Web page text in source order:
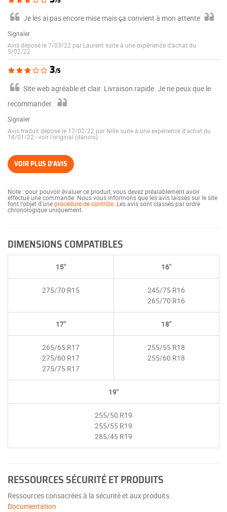
Je les ai pas encore mise mais ça convient à mon attente
Signaler
Avis déposé le 7/03/22 par Laurent suite à une expérience d'achat du
5/02/22
3/5
Site web agréable et clair. Livraison rapide. Je ne peux que le
recommander.
Signaler
Avis traduit déposé le 17/02/22 par Nille suite à une expérience d'achat du
18/01/22 -voir l'original (danois)
VOIR PLUS D'AVIS
Note : pour pouvoir évaluer ce produit, vous devez préalablement avoir
effectué une commande. Nous vous informons que les avis laissés sur le site
font l'objet d'uneprocédure de contrôle . Les avis sont classés par ordre
chronologique uniquement.
DIMENSIONS COMPATIBLES
15"
275/70 R15
16"
245/75 R16
265/70 R16
17"
265/65 R17
275/60 R17
275/75 R17
18"
255/55 R18
255/60 R18
19"
255/50 R19
255/55 R19
285/45 R19
RESSOURCES SÉCURITÉ ET PRODUITS
Ressources consacrées à la sécurité et aux produits.
Documentation